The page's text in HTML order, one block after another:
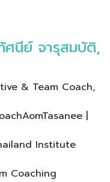
ศนีย์ จารุสมบัติ,
& Team Coach,
|
Institute
Coaching